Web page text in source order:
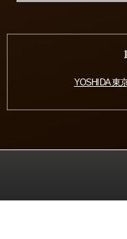
YOSHIDA 東